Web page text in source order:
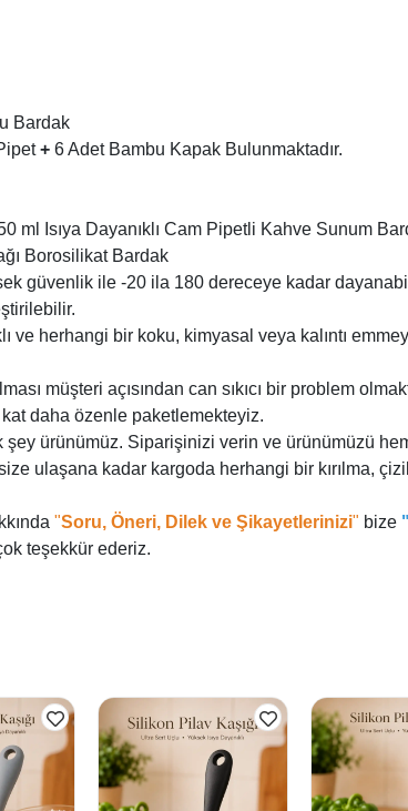
Bardak
+ 6 Adet Bambu Kapak Bulunmaktadır.
ml Isıya Dayanıklı Cam Pipetli Kahve Sunum
Borosilikat Bardak
güvenlik ile -20 ila 180 dereceye kadar
ve herhangi bir koku, kimyasal veya kalıntı
müşteri açısından can sıkıcı bir problem
daha özenle paketlemekteyiz.
şey ürünümüz. Siparişinizi verin ve ürünümüzü
size ulaşana kadar kargoda herhangi bir kırılma,
"Soru, Öneri, Dilek ve Şikayetlerinizi" bize
teşekkür ederiz.